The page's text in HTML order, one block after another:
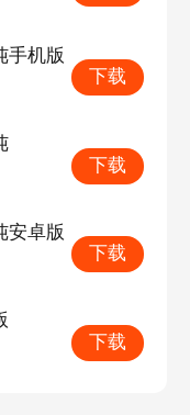
手机版
下载
下载
安卓版
下载
下载